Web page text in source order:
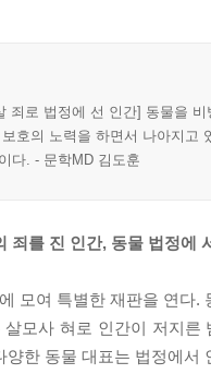
죄로 법정에 선 인간] 동물을
호의 노력을 하면서 나아지고
다. - 문학MD 김도훈
죄를 진 인간, 동물 법정에
모여 특별한 재판을 연다
모사 혀로 인간이 저지
양한 동물 대표는 법정에